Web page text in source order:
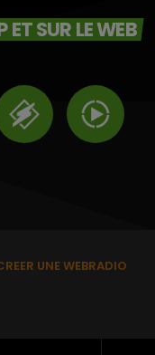
SUR LE WEB
UNE WEBRADIO